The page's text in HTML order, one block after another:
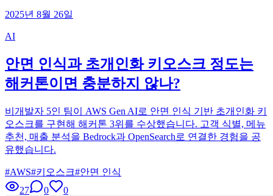
2025년 8월 26일
AI
안면 인식과 초개인화 키오스크 정도는
해커톤이면 충분하지 않나?
비개발자 5인 팀이 AWS Gen AI로 안면 인식 기반 초개인화 키
오스크를 구현해 해커톤 3위를 수상했습니다. 고객 식별, 메뉴
추천, 매출 분석을 Bedrock과 OpenSearch로 연결한 경험을 공
유했습니다.
#AWS#키오스크#안면 인식
27
0 0